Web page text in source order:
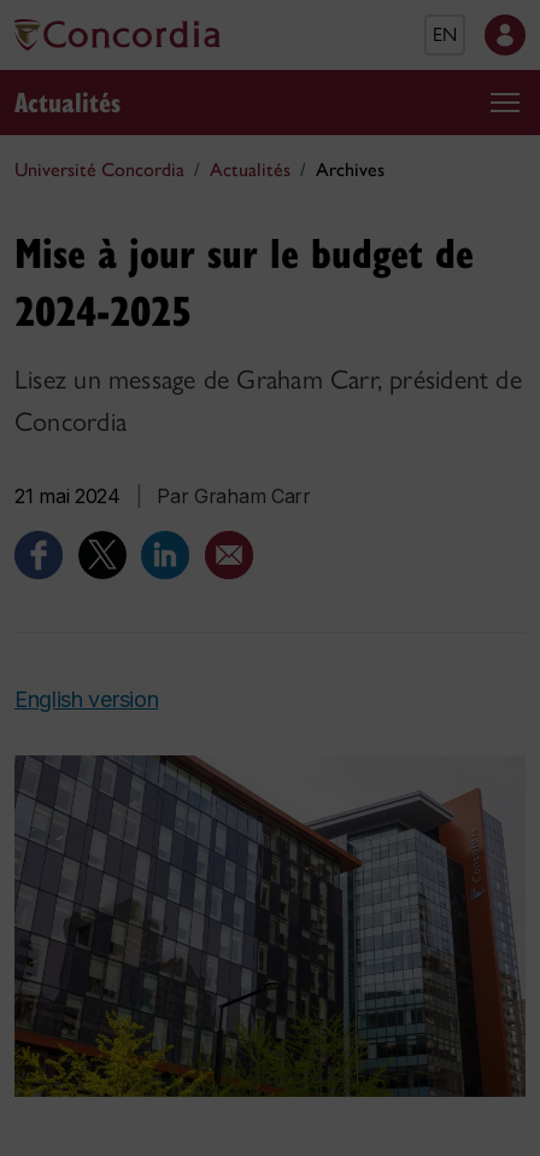
EN
Actualités
Université Concordia Actualités Archives
Mise à jour sur le budget de
2024-2025
Lisez un message de Graham Carr, président de
Concordia
21 mai 2024 Par Graham Carr
English version